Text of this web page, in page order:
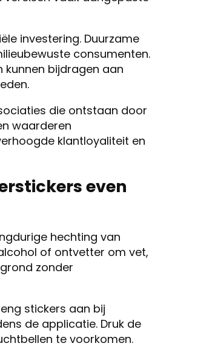
investering. Duurzame
consumenten.
kunnen bijdragen aan
die ontstaan door
waarderen
klantloyaliteit en
even
hechting van
of ontvetter om vet,
zonder
stickers aan bij
de applicatie. Druk de
te voorkomen.